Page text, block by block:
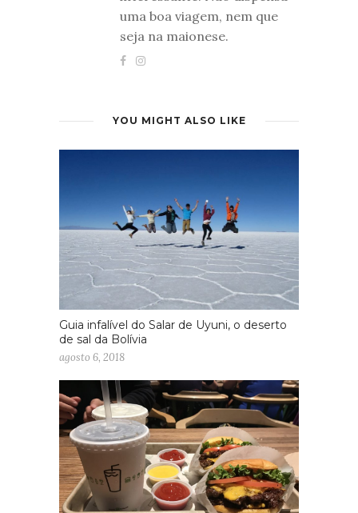
uma boa viagem, nem que
seja na maionese.
YOU MIGHT ALSO LIKE
Guia infalível do Salar de Uyuni, o deserto
de sal da Bolívia
agosto 6, 2018